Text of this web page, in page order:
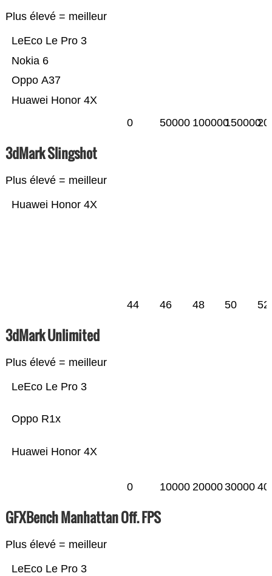
Plus élevé = meilleur
Huawei Honor 4X
Oppo A37
Nokia 6
LeEco Le Pro 3
0 50000 100000150000
3dMark Slingshot
Plus élevé = meilleur
Huawei Honor 4X
44 46 48 50 52
3dMark Unlimited
Plus élevé = meilleur
Huawei Honor 4X
Oppo R1x
LeEco Le Pro 3
0 10000 2000030000
GFXBench Manhattan Off. FPS
Plus élevé = meilleur
LeEco Le Pro 3